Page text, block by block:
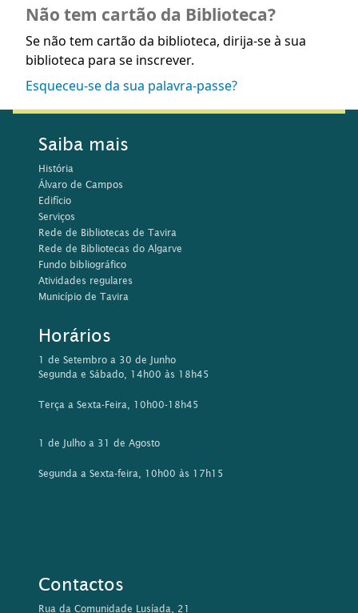
Não tem cartão da Biblioteca?
Se não tem cartão da biblioteca, dirija-se à sua
biblioteca para se inscrever.
Esqueceu-se da sua palavra-passe?
Saiba mais
História
Álvaro de Campos
Edifício
Serviços
Rede de Bibliotecas de Tavira
Rede de Bibliotecas do Algarve
Fundo bibliográfico
Atividades regulares
Município de Tavira
Horários
1 de Setembro a 30 de Junho
Segunda e Sábado, 14h00 às 18h45
Terça a Sexta-Feira, 10h00-18h45
1 de Julho a 31 de Agosto
Segunda a Sexta-feira, 10h00 às 17h15
Contactos
Rua da Comunidade Lusíada, 21